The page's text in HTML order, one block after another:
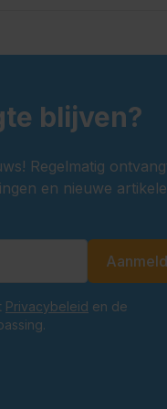
blijven?
Regelmatig
en nieuwe
Privacybeleid en de